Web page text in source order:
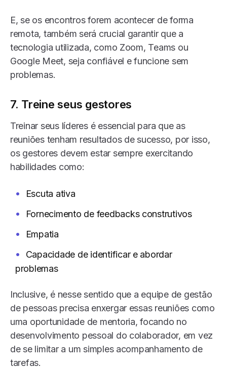
E, se os encontros forem acontecer de forma
remota, também será crucial garantir que a
tecnologia utilizada, como Zoom, Teams ou
Google Meet, seja confiável e funcione sem
problemas.
7. Treine seus gestores
Treinar seus líderes é essencial para que as
reuniões tenham resultados de sucesso, por isso,
os gestores devem estar sempre exercitando
habilidades como:
Escuta ativa
Fornecimento de feedbacks construtivos
Empatia
Capacidade de identificar e abordar
problemas
Inclusive, é nesse sentido que a equipe de gestão
de pessoas precisa enxergar essas reuniões como
uma oportunidade de mentoria, focando no
desenvolvimento pessoal do colaborador, em vez
de se limitar a um simples acompanhamento de
tarefas.